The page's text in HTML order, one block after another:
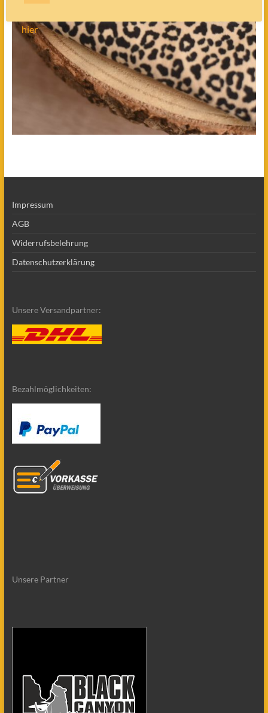
bestellen
hier
Impressum
AGB
Widerrufsbelehrung
Datenschutzerklärung
Unsere Versandpartner:
Bezahlmöglichkeiten:
Unsere Partner